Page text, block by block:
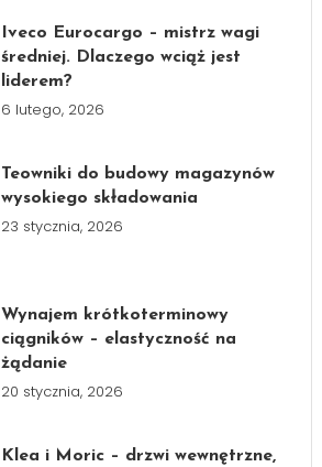
Iveco Eurocargo – mistrz wagi
średniej. Dlaczego wciąż jest
liderem?
6 lutego, 2026
Teowniki do budowy magazynów
wysokiego składowania
23 stycznia, 2026
Wynajem krótkoterminowy
ciągników – elastyczność na
żądanie
20 stycznia, 2026
Klea i Moric – drzwi wewnętrzne,